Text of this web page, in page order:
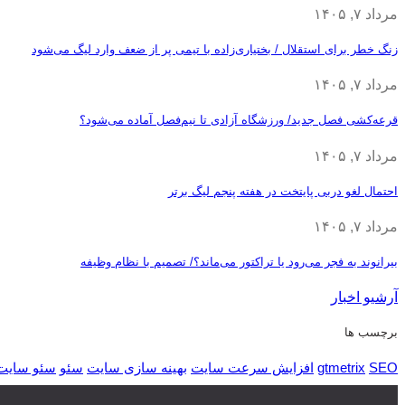
مرداد ۷, ۱۴۰۵
زنگ خطر برای استقلال / بختیاری‌زاده با تیمی پر از ضعف وارد لیگ می‌شود
مرداد ۷, ۱۴۰۵
قرعه‎‌کشی فصل جدید/ ورزشگاه آزادی تا نیم‌فصل آماده می‌شود؟
مرداد ۷, ۱۴۰۵
احتمال لغو دربی پایتخت در هفته پنجم لیگ برتر
مرداد ۷, ۱۴۰۵
بیرانوند به فجر می‌رود یا تراکتور می‌ماند؟/ تصمیم با نظام وظیفه
آرشیو اخبار
برچسب ها
gtmetrix SEO افزایش سرعت سایت بهینه سازی سایت سئو سئو